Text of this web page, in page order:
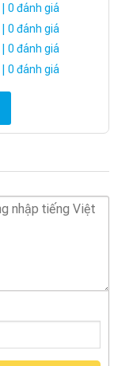
| 0 đánh giá
| 0 đánh giá
| 0 đánh giá
| 0 đánh giá